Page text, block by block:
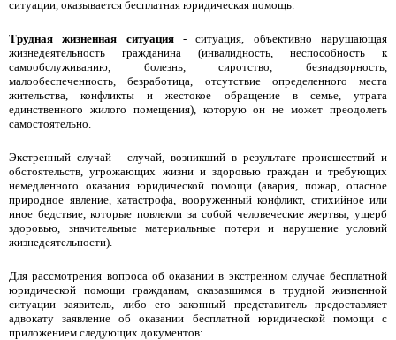
ситуации, оказывается бесплатная юридическая помощь.
Трудная жизненная ситуация- ситуация, объективно нарушающая
жизнедеятельность гражданина (инвалидность, неспособность к
самообслуживанию, болезнь, сиротство, безнадзорность,
малообеспеченность, безработица, отсутствие определенного места
жительства, конфликты и жестокое обращение в семье, утрата
единственного жилого помещения), которую он не может преодолеть
самостоятельно.
Экстренный случай - случай, возникший в результате происшествий и
обстоятельств, угрожающих жизни и здоровью граждан и требующих
немедленного оказания юридической помощи (авария, пожар, опасное
природное явление, катастрофа, вооруженный конфликт, стихийное или
иное бедствие, которые повлекли за собой человеческие жертвы, ущерб
здоровью, значительные материальные потери и нарушение условий
жизнедеятельности).
Для рассмотрения вопроса об оказании в экстренном случае бесплатной
юридической помощи гражданам, оказавшимся в трудной жизненной
ситуации заявитель, либо его законный представитель предоставляет
адвокату заявление об оказании бесплатной юридической помощи с
приложением следующих документов: